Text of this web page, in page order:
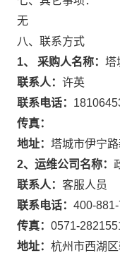
无
八、联系方式
1、 采购人名称： 塔
联系人： 许英
联系电话：
传真：
地址： 塔城市伊宁
2、运维公司名称：
联系人： 客服人员
联系电话： 400-
传真： 0571-
地址： 杭州市西湖